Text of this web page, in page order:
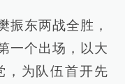
振东两战全胜，
一个出场，以大
，为队伍首开先